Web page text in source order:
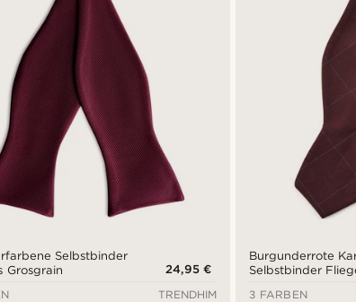
Selbstbinder
Grosgrain
24,95 €
TRENDHIM
Burgunderrote
Selbstbinder
3 FARBEN